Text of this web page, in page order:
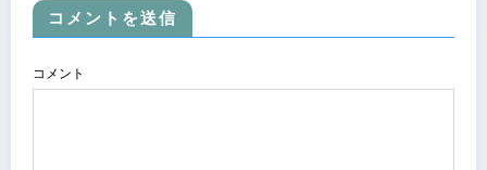
コメントを送信
コメント